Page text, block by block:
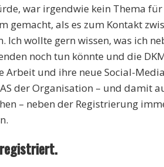
war irgendwie kein Thema für
gemacht, als es zum Kontakt
Ich wollte gern wissen, was ich
noch tun könnte und die
Arbeit und ihre neue Social-
der Organisation – und damit
– neben der Registrierung